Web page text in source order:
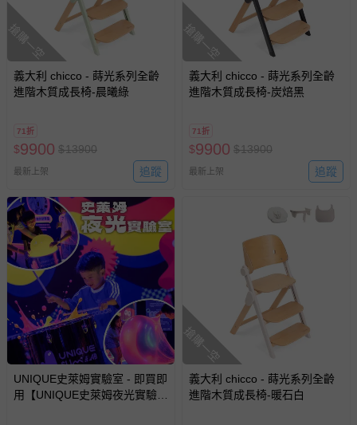
放於嬰童觸及不到的地方，勿將產品用於飲用以外的功能，
以避免造成傷害。 ● 飲品建議盛裝45°C以下，小心燙口也
防止噴濺。 ● 不適合3歲以下嬰幼兒使用，因為細小零件、
的地方。 《凍凍巾》 ● 本產品僅供外用，不可食用。 ● 本
產品不建議嬰幼兒、孕婦、皮膚過敏、皮膚外傷者使用。 ●
睛及口中，請立即以大量清水沖洗，並就醫。 ● 請勿使用於
眼睛周圍、傷口、濕疹、皮疹等部位。 ● 兒童使用時請由家
長指導或陪同使用。 ● 使用後若發現凍凍巾乾硬或變色，請
射,請存放於陰涼乾燥處。 〈使用方式〉 ● 撕開包裝，將凍
凍巾白色面披掛於頸部或其它想降溫的部位。 ● 凍凍巾可持
續效果最長約5小時。 ● 若乾燥或無效時請更換新的一條。
● 為一次性用品，請勿重複使用。 ● 可將圓頭一端插入切口
固定使用。
退換貨須知
您所購買的商品享有7天的鑑賞期／猶豫期權益，但此期間
並非試用期，您所退回的商品必須是未經使用的全新狀態，
包含完整包裝、配件、說明文件及贈品等。
如需退換貨，請於收到商品7天（含例假日內提出），如為
搶購一空
義大利 chicco - 蒔光系列全齡
進階木質成長椅-晨曦綠
71折
$9900 $13900
最新上架 追蹤
搶購一空
義大利 chicco - 蒔光系列全齡
進階木質成長椅-炭焙黑
71折
$9900 $13900
最新上架 追蹤
UNIQUE史萊姆實驗室 - 即買即
用【UNIQUE史萊姆夜光實驗室
搶購一空
義大利 chicco - 蒔光系列全齡
進階木質成長椅-暖石白